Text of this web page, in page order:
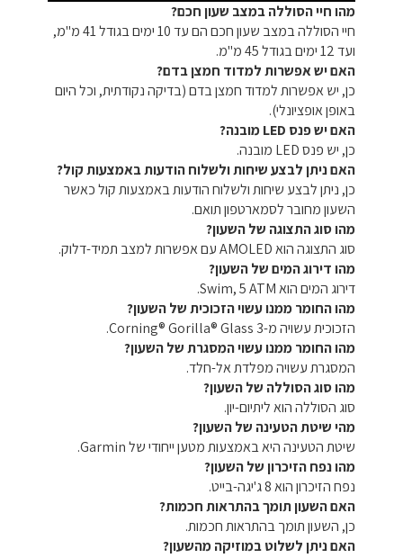
מהו חיי הסוללה במצב שעון חכם?
חיי הסוללה במצב שעון חכם הם עד 10 ימים בגודל 41 מ"מ,
ועד 12 ימים בגודל 45 מ"מ.
האם יש אפשרות למדוד חמצן בדם?
כן, יש אפשרות למדוד חמצן בדם (בדיקה נקודתית, וכל היום
באופן אופציונלי).
האם יש פנס LED מובנה?
כן, יש פנס LED מובנה.
האם ניתן לבצע שיחות ולשלוח הודעות באמצעות קול?
כן, ניתן לבצע שיחות ולשלוח הודעות באמצעות קול כאשר
השעון מחובר לסמארטפון תואם.
מהו סוג התצוגה של השעון?
סוג התצוגה הוא AMOLED עם אפשרות למצב תמיד-דלוק.
מהו דירוג המים של השעון?
דירוג המים הוא Swim, 5 ATM.
מהו החומר ממנו עשוי הזכוכית של השעון?
הזכוכית עשויה מ-Corning® Gorilla® Glass 3.
מהו החומר ממנו עשוי המסגרת של השעון?
המסגרת עשויה מפלדת אל-חלד.
מהו סוג הסוללה של השעון?
סוג הסוללה הוא ליתיום-יון.
מהי שיטת הטעינה של השעון?
שיטת הטעינה היא באמצעות מטען ייחודי של Garmin.
מהו נפח הזיכרון של השעון?
נפח הזיכרון הוא 8 ג'יגה-בייט.
האם השעון תומך בהתראות חכמות?
כן, השעון תומך בהתראות חכמות.
האם ניתן לשלוט במוזיקה מהשעון?